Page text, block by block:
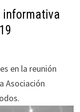
informativa
en la reunión
Asociación